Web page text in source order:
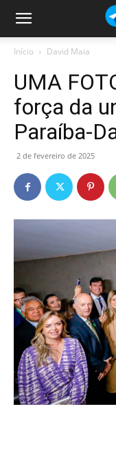
Início David Maia
UMA
força da
Paraíba-
2 de fevereiro de 2025